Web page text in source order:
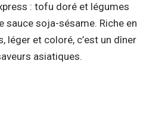
: tofu doré et légumes
sauce soja-sésame. Riche en
léger et coloré, c’est un dîner
asiatiques.